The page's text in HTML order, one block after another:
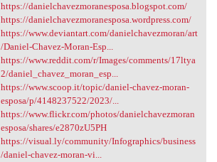
https://danielchavezmoranesposa.blogspot.com/
https://danielchavezmoranesposa.wordpress.com/
https://www.deviantart.com/danielchavezmoran/art
/Daniel-Chavez-Moran-Esp...
https://www.reddit.com/r/Images/comments/17ltya
2/daniel_chavez_moran_esp...
https://www.scoop.it/topic/daniel-chavez-moran-
esposa/p/4148237522/2023/...
https://www.flickr.com/photos/danielchavezmoran
esposa/shares/e2870zU5PH
https://visual.ly/community/Infographics/business
/daniel-chavez-moran-vi...